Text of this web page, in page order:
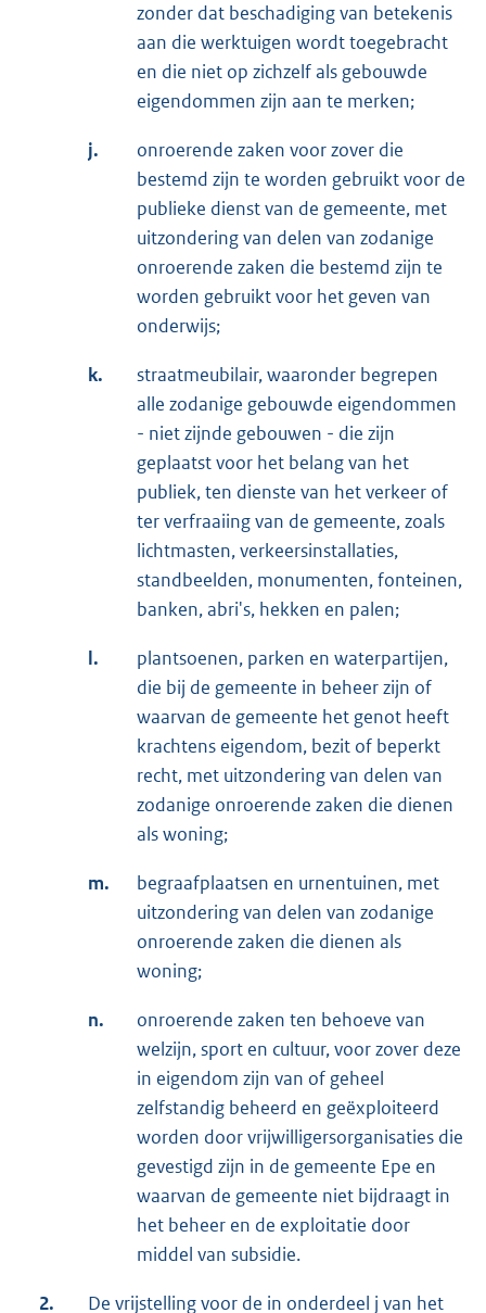
zonder dat beschadiging van betekenis
aan die werktuigen wordt toegebracht
en die niet op zichzelf als gebouwde
eigendommen zijn aan te merken;
j.
onroerende zaken voor zover die
bestemd zijn te worden gebruikt voor de
publieke dienst van de gemeente, met
uitzondering van delen van zodanige
onroerende zaken die bestemd zijn te
worden gebruikt voor het geven van
onderwijs;
k.
straatmeubilair, waaronder begrepen
alle zodanige gebouwde eigendommen
- niet zijnde gebouwen - die zijn
geplaatst voor het belang van het
publiek, ten dienste van het verkeer of
ter verfraaiing van de gemeente, zoals
lichtmasten, verkeersinstallaties,
standbeelden, monumenten, fonteinen,
banken, abri's, hekken en palen;
l.
plantsoenen, parken en waterpartijen,
die bij de gemeente in beheer zijn of
waarvan de gemeente het genot heeft
krachtens eigendom, bezit of beperkt
recht, met uitzondering van delen van
zodanige onroerende zaken die dienen
als woning;
m.
begraafplaatsen en urnentuinen, met
uitzondering van delen van zodanige
onroerende zaken die dienen als
woning;
n.
onroerende zaken ten behoeve van
welzijn, sport en cultuur, voor zover deze
in eigendom zijn van of geheel
zelfstandig beheerd en geëxploiteerd
worden door vrijwilligersorganisaties die
gevestigd zijn in de gemeente Epe en
waarvan de gemeente niet bijdraagt in
het beheer en de exploitatie door
middel van subsidie.
2. De vrijstelling voor de in onderdeel j van het